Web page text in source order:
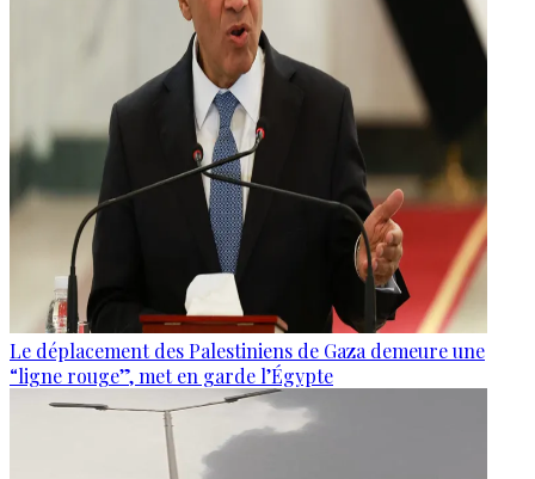
Le déplacement des Palestiniens de Gaza demeure une
“ligne rouge”, met en garde l’Égypte